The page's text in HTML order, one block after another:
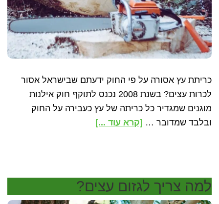
כריתת עץ אסורה על פי החוק ידעתם שבישראל אסור
לכרות עצים? בשנת 2008 נכנס לתוקף חוק אילנות
מוגנים שמגדיר כל כריתה של עץ כעבירה על החוק
ובלבד שמדובר … [קרא עוד ...]about
ידעתם
על
למה צריך לגזום עצים?